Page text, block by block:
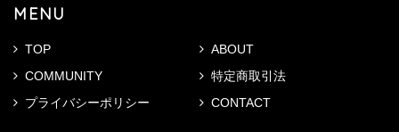
MENU
TOP
ABOUT
COMMUNITY
特定商取引法
プライバシーポリシー
CONTACT